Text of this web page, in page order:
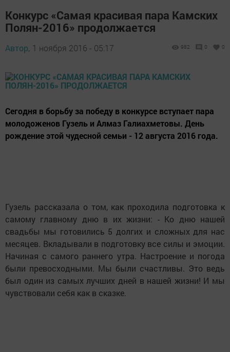
Конкурс «Самая красивая пара Камских
Полян-2016» продолжается
Автор, 1 ноября 2016 - 05:17 982 0 0
Сегодня в борьбу за победу в конкурсе вступает пара
молодоженов Гузель и Алмаз Галиахметовы. День
рождение этой чудесной семьи - 12 августа 2016 года.
Гузель рассказала о том, как проходила подготовка к
самому главному дню в их жизни: - Ко дню нашей
свадьбы мы готовились 5 долгих и сложных для нас
месяцев. Вкладывали в подготовку все силы и эмоции.
Начиная с самого раннего утра. Настроение и погода
были превосходными. Мы были счастливы. Это ведь
был один из самых лучших дней в нашей жизни! И мы
чувствовали себя как в сказке.